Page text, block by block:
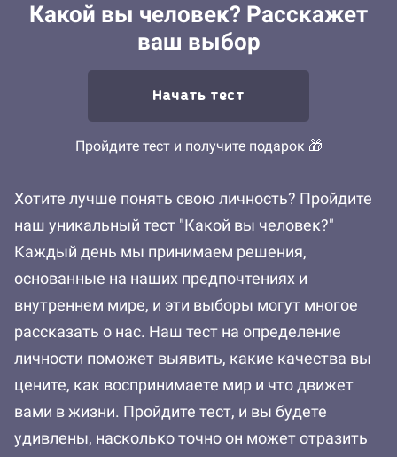
Какой вы человек? Расскажет
ваш выбор
Начать тест
Пройдите тест и получите подарок 🎁
Хотите лучше понять свою личность? Пройдите
наш уникальный тест "Какой вы человек?"
Каждый день мы принимаем решения,
основанные на наших предпочтениях и
внутреннем мире, и эти выборы могут многое
рассказать о нас. Наш тест на определение
личности поможет выявить, какие качества вы
цените, как воспринимаете мир и что движет
вами в жизни. Пройдите тест, и вы будете
удивлены, насколько точно он может отразить